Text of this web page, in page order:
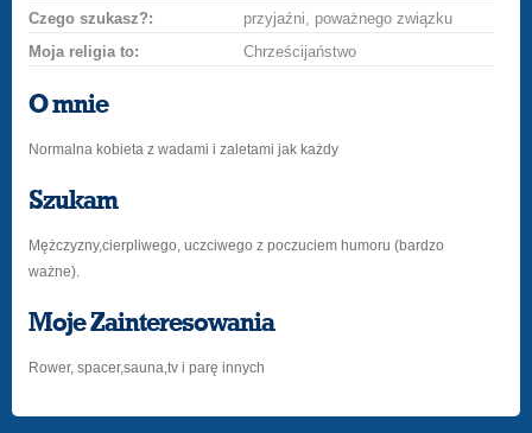
Czego szukasz?:
przyjaźni, poważnego związku
Moja religia to:
Chrześcijaństwo
O mnie
Normalna kobieta z wadami i zaletami jak każdy
Szukam
Mężczyzny,cierpliwego, uczciwego z poczuciem humoru (bardzo
ważne).
Moje Zainteresowania
Rower, spacer,sauna,tv i parę innych